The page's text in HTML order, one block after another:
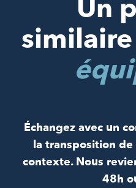
Un
similaire
Échangez avec un
la transposition
contexte. Nous
48h